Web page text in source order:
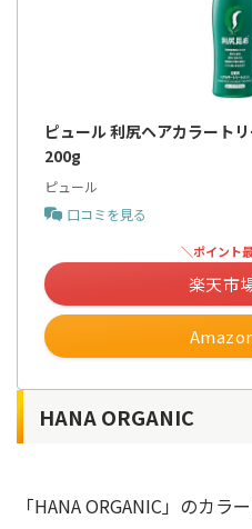
ピュール 利尻ヘアカラート
200g
ピュール
口コミを見る
＼ポイント
楽天市
HANA ORGANIC
「HANA ORGANIC」のカラ